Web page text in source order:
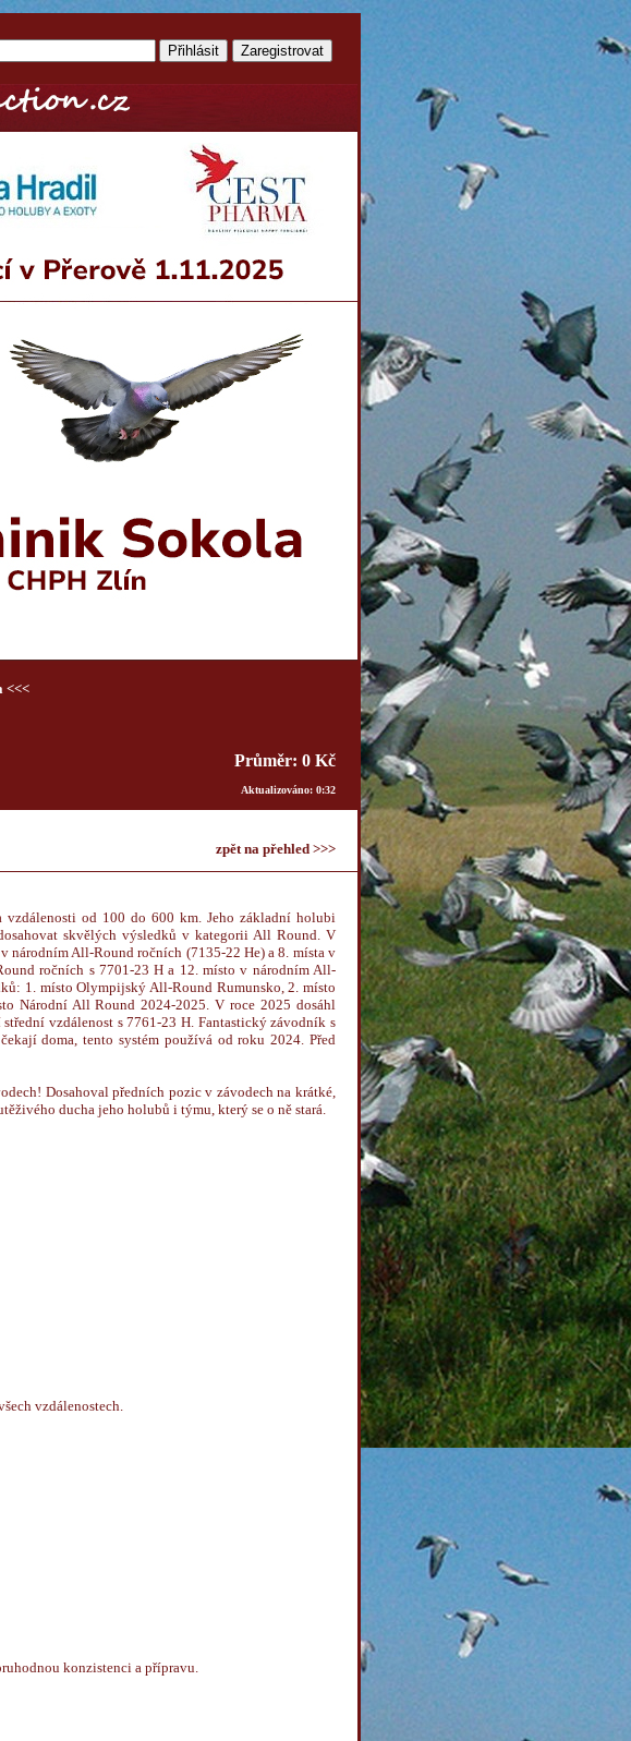
<<<
Průměr: 0 Kč
Aktualizováno: 0:32
zpět na přehled >>>
od 100 do 600 km. Jeho základní holubi
skvělých výsledků v kategorii All Round. V
národním All-Round ročních (7135-22 He) a 8. místa v
ročních s 7701-23 H a 12. místo v národním All-
1. místo Olympijský All-Round Rumunsko, 2. místo
Národní All Round 2024-2025. V roce 2025 dosáhl
vzdálenost s 7761-23 H. Fantastický závodník s
doma, tento systém používá od roku 2024. Před
Dosahoval předních pozic v závodech na krátké,
ducha jeho holubů i týmu, který se o ně stará.
vzdálenostech.
konzistenci a přípravu.